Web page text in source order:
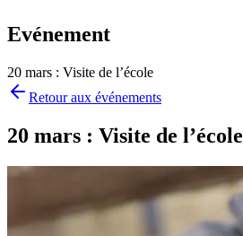
Evénement
20 mars : Visite de l’école
Retour aux événements
20 mars : Visite de l’école